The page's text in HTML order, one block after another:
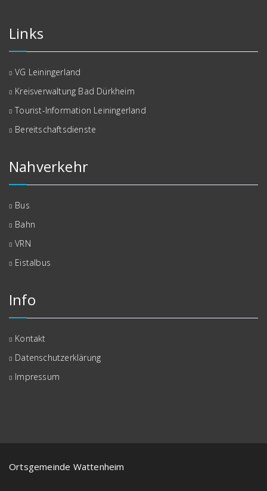
Links
VG Leiningerland
Kreisverwaltung Bad Dürkheim
Tourist-Information Leiningerland
Bereitschaftsdienste
Nahverkehr
Bus
Bahn
VRN
Eistalbus
Info
Kontakt
Datenschutzerklärung
Impressum
Ortsgemeinde Wattenheim